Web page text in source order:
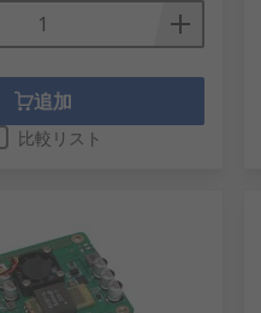
追加
比較リスト